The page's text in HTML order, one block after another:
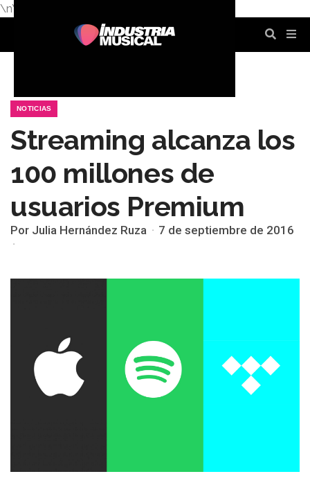
\n\n
NOTICIAS
Streaming alcanza los
100 millones de
usuarios Premium
Por Julia Hernández Ruza 7 de septiembre de 2016